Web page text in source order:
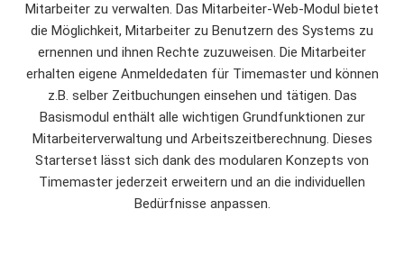
Mitarbeiter zu verwalten. Das Mitarbeiter-Web-Modul bietet
die Möglichkeit, Mitarbeiter zu Benutzern des Systems zu
ernennen und ihnen Rechte zuzuweisen. Die Mitarbeiter
erhalten eigene Anmeldedaten für Timemaster und können
z.B. selber Zeitbuchungen einsehen und tätigen. Das
Basismodul enthält alle wichtigen Grundfunktionen zur
Mitarbeiterverwaltung und Arbeitszeitberechnung. Dieses
Starterset lässt sich dank des modularen Konzepts von
Timemaster jederzeit erweitern und an die individuellen
Bedürfnisse anpassen.